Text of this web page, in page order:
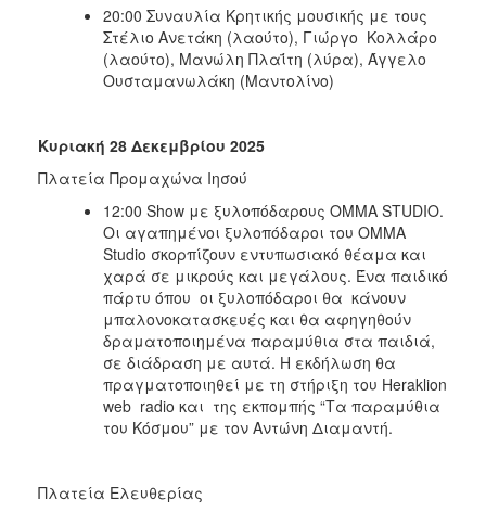
20:00 Συναυλία Κρητικής μουσικής με τους
Στέλιο Ανετάκη (λαούτο), Γιώργο Κολλάρο
(λαούτο), Μανώλη Πλαΐτη (λύρα), Άγγελο
Ουσταμανωλάκη (Μαντολίνο)
Κυριακή 28 Δεκεμβρίου 2025
Πλατεία Προμαχώνα Ιησού
12:00 Show με ξυλοπόδαρους ΟΜΜΑ STUDIO.
Οι αγαπημένοι ξυλοπόδαροι του ΟΜΜΑ
Studio σκορπίζουν εντυπωσιακό θέαμα και
χαρά σε μικρούς και μεγάλους. Ένα παιδικό
πάρτυ όπου οι ξυλοπόδαροι θα κάνουν
μπαλονοκατασκευές και θα αφηγηθούν
δραματοποιημένα παραμύθια στα παιδιά,
σε διάδραση με αυτά. Η εκδήλωση θα
πραγματοποιηθεί με τη στήριξη του Heraklion
web radio και της εκπομπής “Τα παραμύθια
του Κόσμου” με τον Αντώνη Διαμαντή.
Πλατεία Ελευθερίας